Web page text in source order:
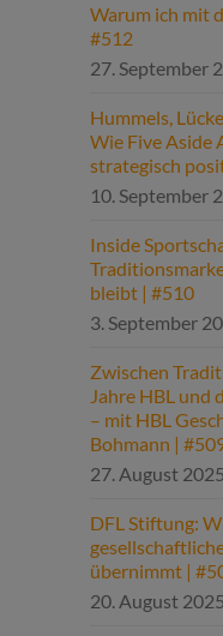
Warum ich mit
#512
27. September
Hummels,
Wie Five Aside
strategisch
10. September
Inside
bleibt | #510
3. September
Zwischen
Jahre HBL und
– mit HBL
Bohmann |
27. August 2025
DFL Stiftung:
übernimmt |
20. August 2025